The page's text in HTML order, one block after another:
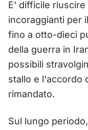
E' difficile
incoraggianti per
fino a otto-dieci
della guerra in
possibili
stallo e l'accordo
rimandato.
Sul lungo